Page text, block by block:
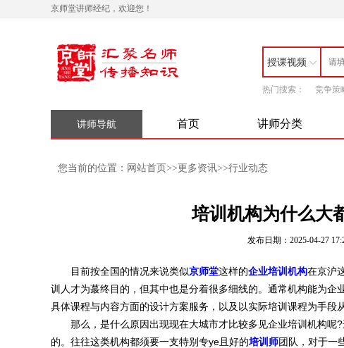
京师堂讲师经纪，欢迎您！
授课视频
热门搜索： 竞争策
首页 讲师分类
讲师导航
您当前的位置： 网站首页>>更多资讯>>行业动态
培训机构为什么大
发布日期：2025-04-27
目前按全国的情况来说类似京师堂这样的企业培训机构在京沪
训人才为蕞终目的，但其中也是分着很多细线的。通常机构能为
具体课程与内容方面的设计方案服务，以及以实际培训课程为手段
那么，是什么原因出现现在大城市才比较多见企业培训机构呢?
的。往往这类机构都须要一支特别专ye且好的培训师团队，对于一